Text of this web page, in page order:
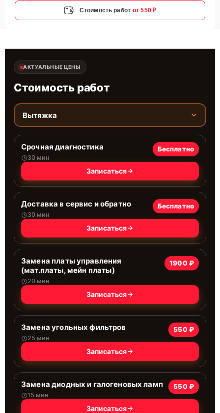
Стоимость работ от 550 ₽
АКТУАЛЬНЫЕ ЦЕНЫ
Стоимость работ
Вытяжка
Срочная диагностика
30 мин
Бесплатно
Записаться
Доставка в сервис и обратно
30 мин
Бесплатно
Записаться
Замена платы управления
(мат.платы, мейн платы)
20 мин
1900 ₽
Записаться
Замена угольных фильтров
25 мин
550 ₽
Записаться
Замена диодных и галогеновых ламп
15 мин
550 ₽
Записаться